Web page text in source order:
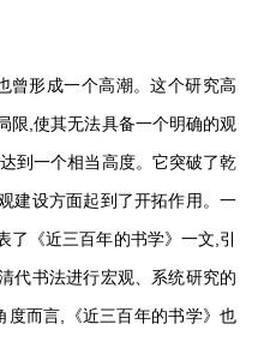
曾形成一个高潮。这个研究高
限,使其无法具备一个明确的观
到一个相当高度。它突破了乾
建设方面起到了开拓作用。一
《近三百年的书学》一文,引
代书法进行宏观、系统研究的
度而言,《近三百年的书学》也